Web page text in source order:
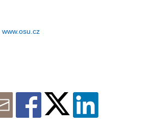
www.osu.cz